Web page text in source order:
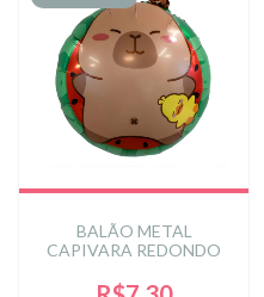
BALÃO METAL
CAPIVARA REDONDO